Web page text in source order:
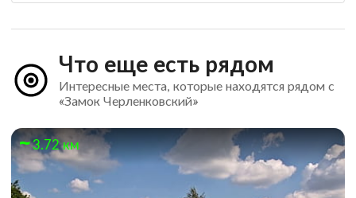
Что еще есть рядом
Интересные места, которые находятся рядом с
«Замок Черленковский»
3.72 км